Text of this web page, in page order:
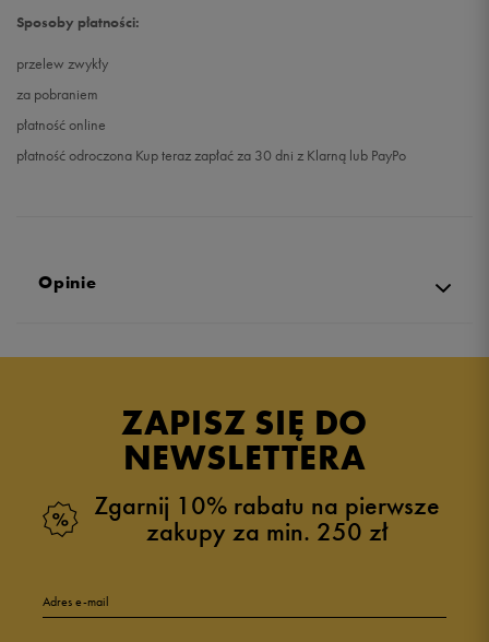
Sposoby płatności:
przelew zwykły
za pobraniem
płatność online
płatność odroczona Kup teraz zapłać za 30 dni z Klarną lub PayPo
Opinie
ZAPISZ SIĘ DO
NEWSLETTERA
Zgarnij 10% rabatu na pierwsze
zakupy za min. 250 zł
Adres e-mail